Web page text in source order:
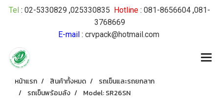
Tel : 02-5330829 ,025330835 Hotline : 081-8656604 ,081-
3768669
E-mail: crvpack@hotmail.com
หน้าแรก สินค้าทั้งหมด
รถเข็นและรถยกลาก
รถเข็นพร้อมลัง
Model: SR26SN